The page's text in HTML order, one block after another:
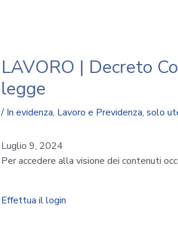
LAVORO | Decreto
legge
/ In evidenza, Lavoro e Previdenza, solo
Luglio 9, 2024
Per accedere alla visione dei contenuti
Effettua il login